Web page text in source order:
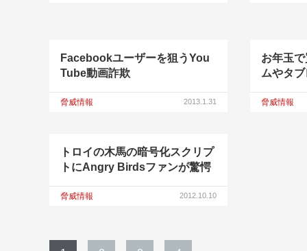
Facebookユーザーを狙うYou
Tube動画詐欺
脅威情報 2013.1.31
お年玉
ムやタ
脅威情報
トロイの木馬の暗号化スクリプ
トにAngry Birdsファンが驚愕
脅威情報 2012.10.10